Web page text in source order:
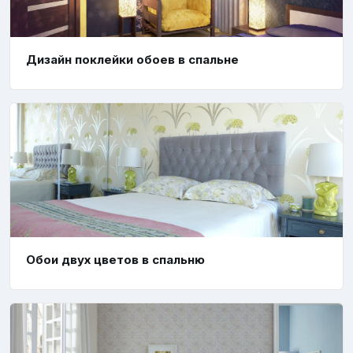
Дизайн поклейки обоев в спальне
Обои двух цветов в спальню